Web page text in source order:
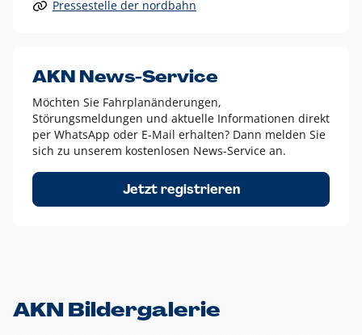
Alle anderen Logo-Varianten dürfen nur in Ausnahmefällen
Diese Ausnahmen sind zum Beispiel:
dem AKN Blau,
weißes Logo auf Fotohintergründen,
schwarzes Logo für reine Schwarz-Weiß-Umsetzungen
Um das Logo herum muss ein Schutzraum von jeweils einer
Höhe bzw. Breite des N aus AKN in alle Richtungen
Pressestelle der nordbahn
AKN News-Service
Möchten Sie Fahrplanänderungen,
Störungsmeldungen und aktuelle Informationen direkt
per WhatsApp oder E-Mail erhalten? Dann melden Sie
sich zu unserem kostenlosen News-Service an.
Jetzt registrieren
AKN Bildergalerie